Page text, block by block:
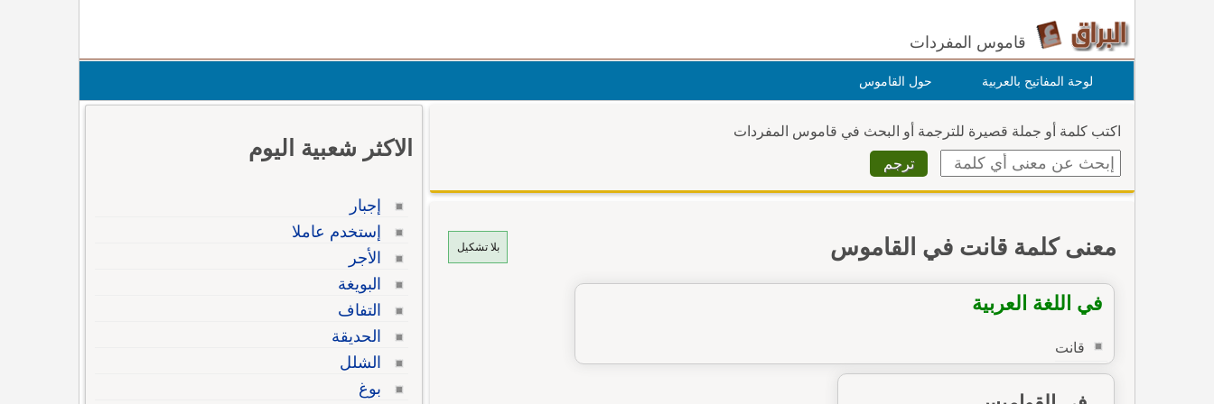
قاموس المفردات
لوحة المفاتيح بالعربية حول القاموس
اكتب كلمة أو جملة قصيرة للترجمة أو البحث في قاموس المفردات
بلا تشكيل معنى كلمة قانت في القاموس
في اللغة العربية
قانت
الاكثر شعبية اليوم
إجبار
إستخدم عاملا
الأجر
البويغة
التفاف
الحديقة
الشلل
بوغ